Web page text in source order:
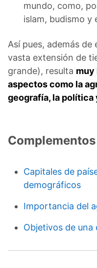
mundo, como,
islam, budismo y
Así pues, además
vasta extensión de
grande), resulta muy
aspectos como la
geografía, la política
Capitales de
demográficos
Importancia del
Objetivos de una